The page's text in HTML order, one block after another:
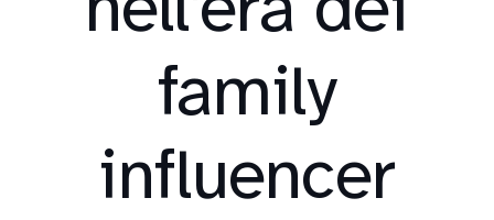
family
influencer